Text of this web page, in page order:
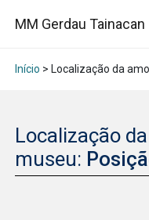
MM Gerdau Tainacan
Início > Localização da
Localização
museu: